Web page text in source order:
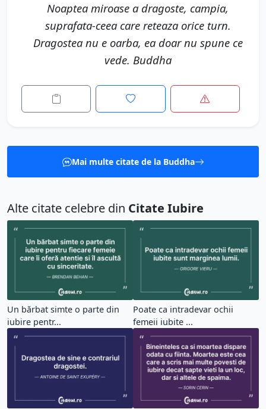
Noaptea miroase a dragoste, campia,
suprafata-ceea care reteaza orice turn.
Dragostea nu e oarba, ea doar nu spune ce
vede. Buddha
Mai multe citate de la Buddha
Alte citate celebre din Citate Iubire
Un bărbat simte o parte din
iubire pentr...
Poate ca intradevar ochii
femeii iubite ...